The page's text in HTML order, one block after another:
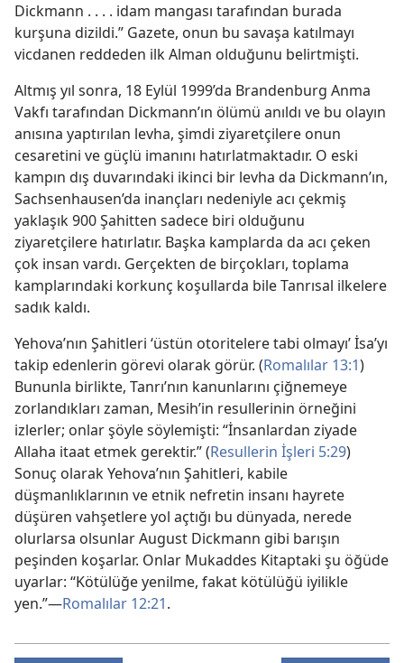
Dickmann . . . . idam mangası tarafından burada
kurşuna dizildi.” Gazete, onun bu savaşa katılmayı
vicdanen reddeden ilk Alman olduğunu belirtmişti.
Altmış yıl sonra, 18 Eylül 1999’da Brandenburg Anma
Vakfı tarafından Dickmann’ın ölümü anıldı ve bu olayın
anısına yaptırılan levha, şimdi ziyaretçilere onun
cesaretini ve güçlü imanını hatırlatmaktadır. O eski
kampın dış duvarındaki ikinci bir levha da Dickmann’ın,
Sachsenhausen’da inançları nedeniyle acı çekmiş
yaklaşık 900 Şahitten sadece biri olduğunu
ziyaretçilere hatırlatır. Başka kamplarda da acı çeken
çok insan vardı. Gerçekten de birçokları, toplama
kamplarındaki korkunç koşullarda bile Tanrısal ilkelere
sadık kaldı.
Yehova’nın Şahitleri ‘üstün otoritelere tabi olmayı’ İsa’yı
takip edenlerin görevi olarak görür. (Romalılar 13:1)
Bununla birlikte, Tanrı’nın kanunlarını çiğnemeye
zorlandıkları zaman, Mesih’in resullerinin örneğini
izlerler; onlar şöyle söylemişti: “İnsanlardan ziyade
Allaha itaat etmek gerektir.” (Resullerin İşleri 5:29)
Sonuç olarak Yehova’nın Şahitleri, kabile
düşmanlıklarının ve etnik nefretin insanı hayrete
düşüren vahşetlere yol açtığı bu dünyada, nerede
olurlarsa olsunlar August Dickmann gibi barışın
peşinden koşarlar. Onlar Mukaddes Kitaptaki şu öğüde
uyarlar: “Kötülüğe yenilme, fakat kötülüğü iyilikle
yen.”—Romalılar 12:21.